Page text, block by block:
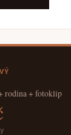
rodina + fotoklip